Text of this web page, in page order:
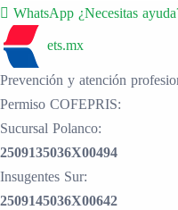
WhatsApp ¿Necesitas
ets.mx
Prevención y atención
Permiso COFEPRIS:
Sucursal Polanco:
2509135036X00494
Insugentes Sur:
2509145036X00642